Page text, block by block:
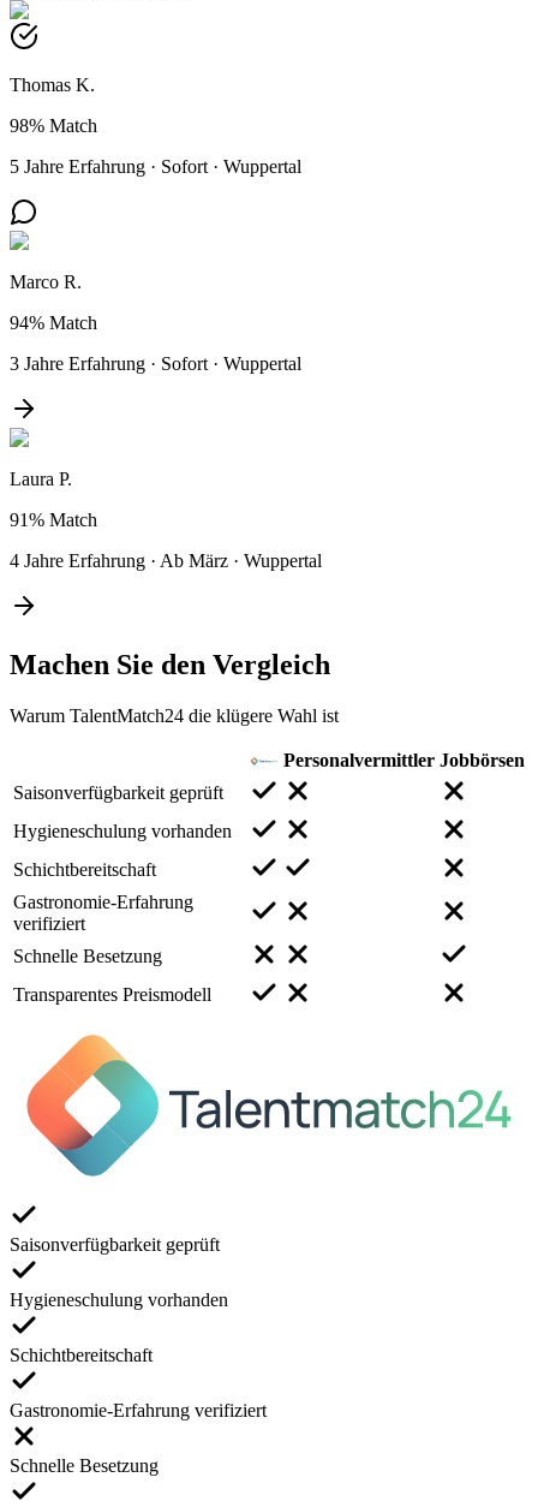
Thomas K.
98% Match
5 Jahre Erfahrung · Sofort · Wuppertal
Marco R.
94% Match
3 Jahre Erfahrung · Sofort · Wuppertal
Laura P.
91% Match
4 Jahre Erfahrung · Ab März · Wuppertal
Machen Sie den Vergleich
Warum TalentMatch24 die klügere Wahl ist
Personalvermittler Jobbörsen
Saisonverfügbarkeit geprüft
Hygieneschulung vorhanden
Schichtbereitschaft
Gastronomie-Erfahrung
verifiziert
Schnelle Besetzung
Transparentes Preismodell
Saisonverfügbarkeit geprüft
Hygieneschulung vorhanden
Schichtbereitschaft
Gastronomie-Erfahrung verifiziert
Schnelle Besetzung